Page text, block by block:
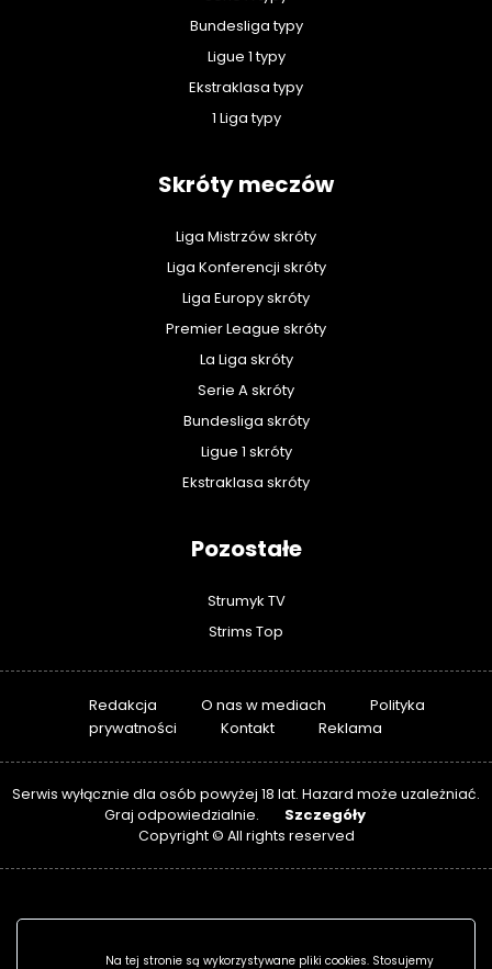
Bundesliga typy
Ligue 1 typy
Ekstraklasa typy
1 Liga typy
Skróty meczów
Liga Mistrzów skróty
Liga Konferencji skróty
Liga Europy skróty
Premier League skróty
La Liga skróty
Serie A skróty
Bundesliga skróty
Ligue 1 skróty
Ekstraklasa skróty
Pozostałe
Strumyk TV
Strims Top
Redakcja O nas w mediach
Polityka
prywatności
Kontakt Reklama
Serwis wyłącznie dla osób powyżej 18 lat. Hazard może uzależniać.
Graj odpowiedzialnie.
Szczegóły
Copyright © All rights reserved
Na tej stronie są wykorzystywane pliki cookies. Stosujemy